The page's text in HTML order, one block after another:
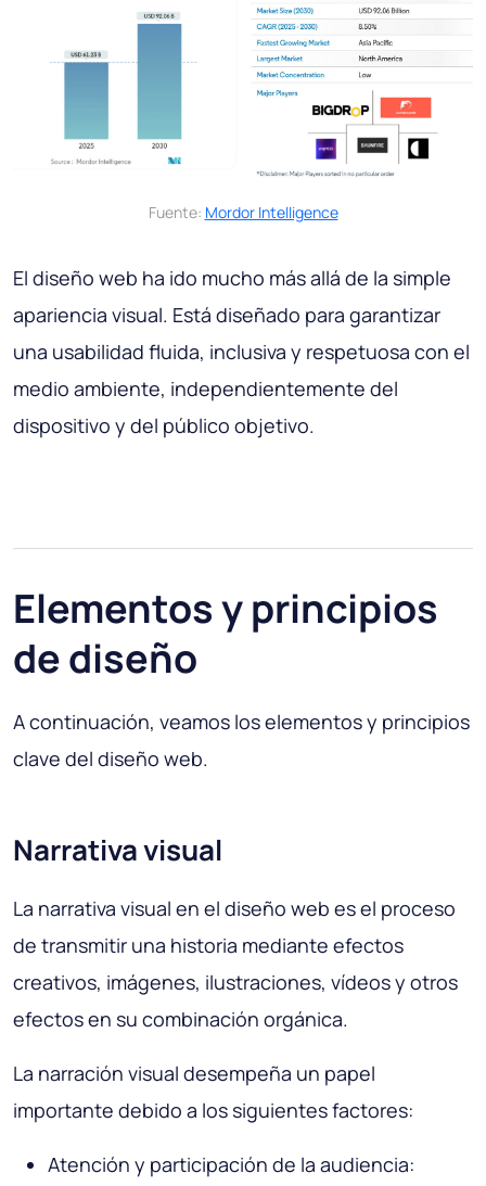
Fuente: Mordor Intelligence
El diseño web ha ido mucho más allá de la simple
apariencia visual. Está diseñado para garantizar
una usabilidad fluida, inclusiva y respetuosa con el
medio ambiente, independientemente del
dispositivo y del público objetivo.
Elementos y principios
de diseño
A continuación, veamos los elementos y principios
clave del diseño web.
Narrativa visual
La narrativa visual en el diseño web es el proceso
de transmitir una historia mediante efectos
creativos, imágenes, ilustraciones, vídeos y otros
efectos en su combinación orgánica.
La narración visual desempeña un papel
importante debido a los siguientes factores:
Atención y participación de la audiencia: